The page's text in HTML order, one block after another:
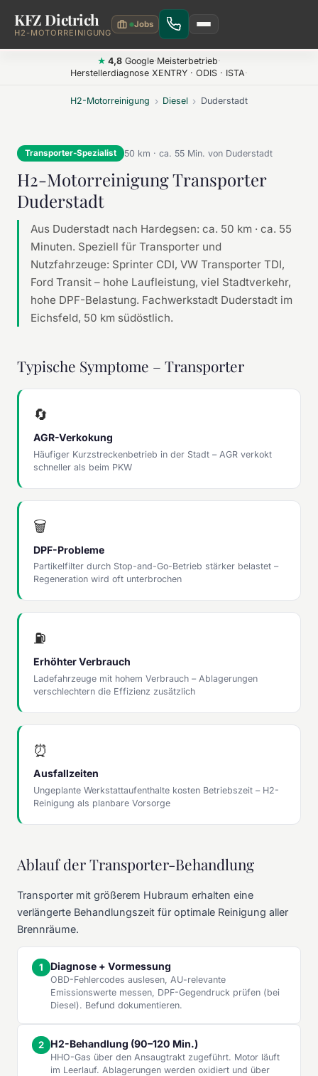
Zum Hauptinhalt springen
KFZ Dietrich
H2-MOTORREINIGUNG
★ 4,8Google·Meisterbetrieb·
Herstellerdiagnose XENTRY · ODIS · ISTA·
H2-Motorreinigung › Diesel › Duderstadt
Transporter-Spezialist 50 km · ca. 55 Min. von Duderstadt
H2-Motorreinigung Transporter
Duderstadt
Aus Duderstadt nach Hardegsen: ca. 50 km · ca. 55
Minuten. Speziell für Transporter und
Nutzfahrzeuge: Sprinter CDI, VW Transporter TDI,
Ford Transit – hohe Laufleistung, viel Stadtverkehr,
hohe DPF-Belastung. Fachwerkstadt Duderstadt im
Eichsfeld, 50 km südöstlich.
Typische Symptome – Transporter
🔄
AGR-Verkokung
Häufiger Kurzstreckenbetrieb in der Stadt – AGR verkokt
schneller als beim PKW
🗑
DPF-Probleme
Partikelfilter durch Stop-and-Go-Betrieb stärker belastet –
Regeneration wird oft unterbrochen
⛽
Erhöhter Verbrauch
Ladefahrzeuge mit hohem Verbrauch – Ablagerungen
verschlechtern die Effizienz zusätzlich
⏰
Ausfallzeiten
Ungeplante Werkstattaufenthalte kosten Betriebszeit – H2-
Reinigung als planbare Vorsorge
Ablauf der Transporter-Behandlung
Transporter mit größerem Hubraum erhalten eine
verlängerte Behandlungszeit für optimale Reinigung aller
Brennräume.
Diagnose + Vormessung
OBD-Fehlercodes auslesen, AU-relevante
Emissionswerte messen, DPF-Gegendruck prüfen (bei
Diesel). Befund dokumentieren.
H2-Behandlung (90–120 Min.)
HHO-Gas über den Ansaugtrakt zugeführt. Motor läuft
im Leerlauf. Ablagerungen werden oxidiert und über